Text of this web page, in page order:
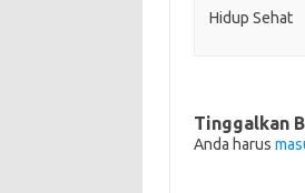
Hidup Sehat
Tinggalkan
Anda harus